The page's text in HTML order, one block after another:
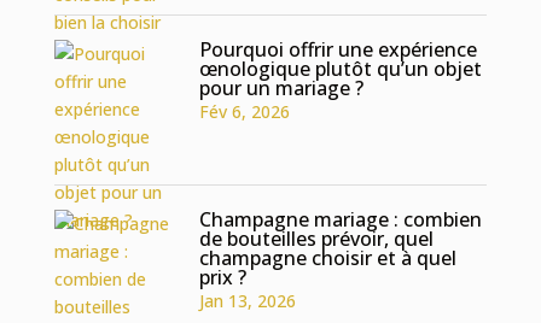
Pourquoi offrir une expérience
œnologique plutôt qu’un objet
pour un mariage ?
Fév 6, 2026
Champagne mariage : combien
de bouteilles prévoir, quel
champagne choisir et à quel
prix ?
Jan 13, 2026